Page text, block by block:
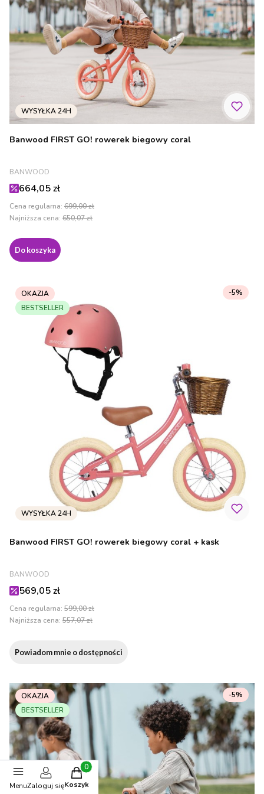
Banwood FIRST GO! rowerek biegowy coral
PRODUCENT
BANWOOD
Cena promocyjna
664,05 zł
Cena regularna: 699,00 zł
Najniższa cena: 650,07 zł
Do koszyka
OKAZJA
BESTSELLER
Banwood FIRST GO! rowerek biegowy coral + kask
PRODUCENT
BANWOOD
Cena promocyjna
569,05 zł
Cena regularna: 599,00 zł
-5%
Najniższa cena: 557,07 zł
Powiadom mnie o dostępności
OKAZJA
BESTSELLER
-5%
MenuZaloguj się
Produkty w koszyku: 0. Zobacz szczegóły
Koszyk